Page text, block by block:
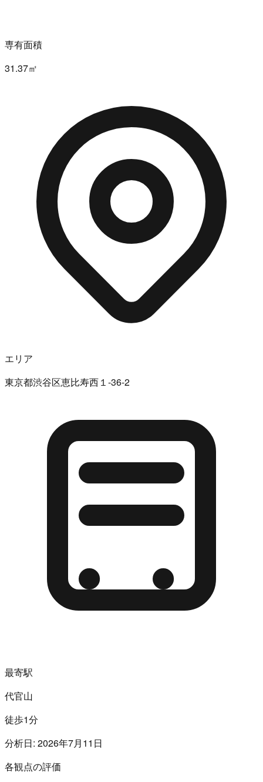
専有面積
31.37㎡
エリア
東京都渋谷区恵比寿西１-36-2
最寄駅
代官山
徒歩1分
分析日: 2026年7月11日
各観点の評価